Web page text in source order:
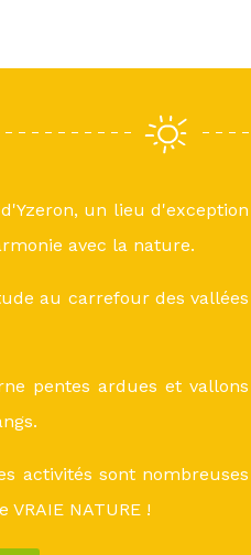
un lieu d'exception
avec la nature.
au carrefour des vallées
pentes ardues et vallons
activités sont nombreuses
NATURE !